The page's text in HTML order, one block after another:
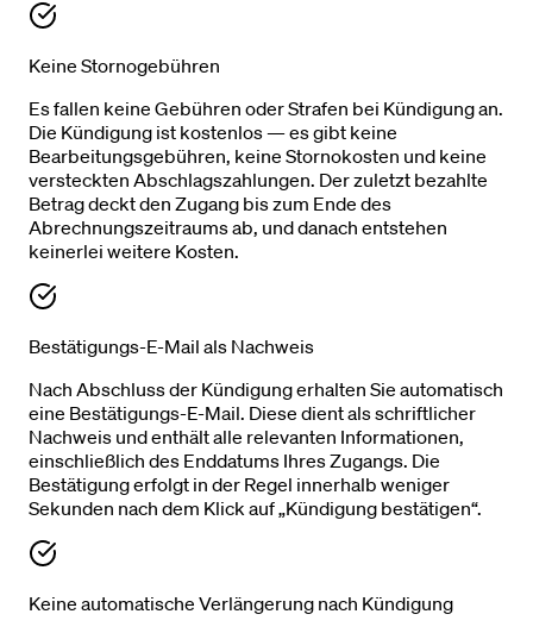
Keine Stornogebühren
Es fallen keine Gebühren oder Strafen bei Kündigung an.
Die Kündigung ist kostenlos — es gibt keine
Bearbeitungsgebühren, keine Stornokosten und keine
versteckten Abschlagszahlungen. Der zuletzt bezahlte
Betrag deckt den Zugang bis zum Ende des
Abrechnungszeitraums ab, und danach entstehen
keinerlei weitere Kosten.
Bestätigungs-E-Mail als Nachweis
Nach Abschluss der Kündigung erhalten Sie automatisch
eine Bestätigungs-E-Mail. Diese dient als schriftlicher
Nachweis und enthält alle relevanten Informationen,
einschließlich des Enddatums Ihres Zugangs. Die
Bestätigung erfolgt in der Regel innerhalb weniger
Sekunden nach dem Klick auf „Kündigung bestätigen“.
Keine automatische Verlängerung nach Kündigung